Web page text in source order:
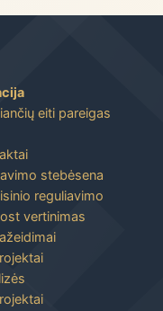
eiti pareigas
stebėsena
reguliavimo
vertinimas